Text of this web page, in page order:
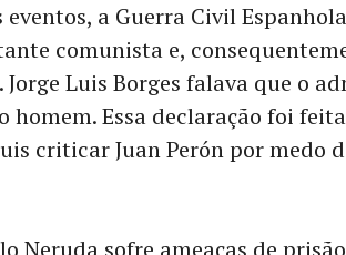
eventos, a Guerra Civil
comunista e,
Luis Borges falava que o
homem. Essa declaração foi
criticar Juan Perón por medo
Neruda sofre ameaças de